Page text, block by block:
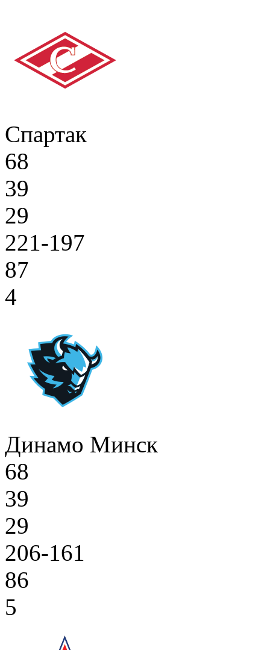
Спартак
68
39
29
221-197
87
4
Динамо Минск
68
39
29
206-161
86
5